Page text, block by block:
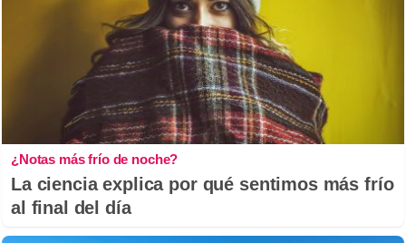
¿Notas más frío de noche?
La ciencia explica por qué sentimos más frío
al final del día